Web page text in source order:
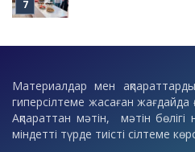
Материалдар мен
гиперсілтеме жасаған жағдайда
Ақпараттан мәтін, мәтін
міндетті түрде тиісті сілтеме